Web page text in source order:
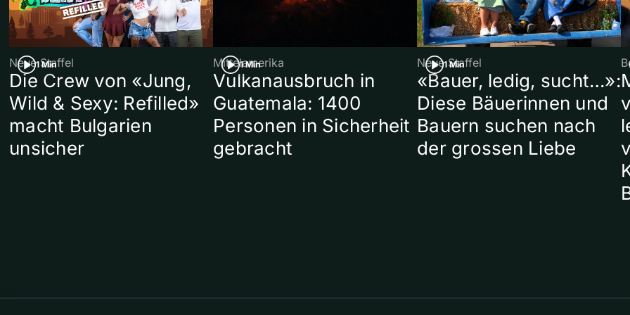
1 Min
Neue Staffel
Die Crew von «Jung,
Wild & Sexy: Refilled»
macht Bulgarien
unsicher
1 Min
Mittelamerika
Vulkanausbruch in
Guatemala: 1400
Personen in Sicherheit
gebracht
1 Min
Neue Staffel
«Bauer, ledig, sucht…»:
Diese Bäuerinnen und
Bauern suchen nach
der grossen Liebe